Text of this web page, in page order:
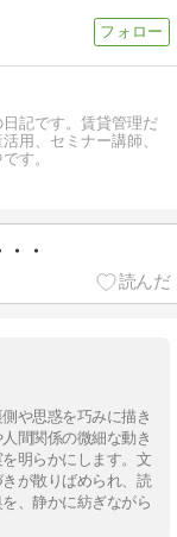
記です。賃貸管理だ
用、セミナー講師、
す。
・
や思惑を巧みに描き
間関係の微細な動き
明らかにします。文
が散りばめられ、読
、静かに紡ぎながら